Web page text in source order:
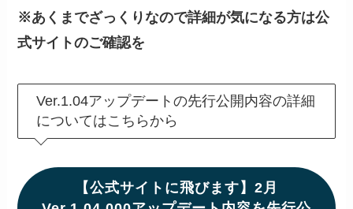
※あくまでざっくりなので詳細が気になる方は公
式サイトのご確認を
Ver.1.04アップデートの先行公開内容の詳細
についてはこちらから
【公式サイトに飛びます】2月